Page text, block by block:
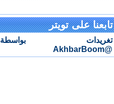
تابعنا على تويتر
تغريدات بواسطة
@AkhbarBoom